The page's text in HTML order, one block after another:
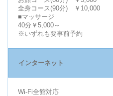
全身コース(90分) ￥10,000
■マッサージ
40分￥5,000～
※いずれも要事前予約
インターネット
Wi-Fi全館対応